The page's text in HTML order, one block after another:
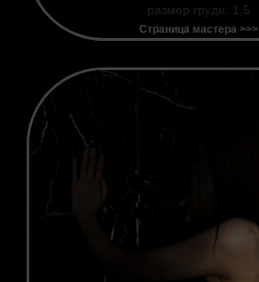
размер груди: 1,5
Страница мастера >>>